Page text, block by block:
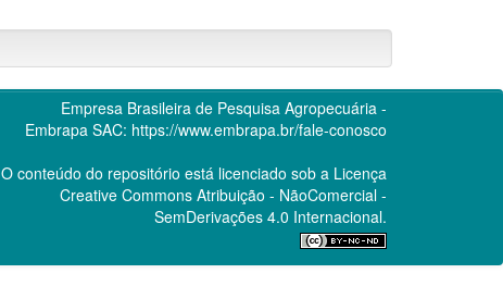
Empresa Brasileira de Pesquisa Agropecuária -
Embrapa SAC: https://www.embrapa.br/fale-conosco
O conteúdo do repositório está licenciado sob a Licença
Creative CommonsAtribuição - NãoComercial -
SemDerivações 4.0 Internacional.